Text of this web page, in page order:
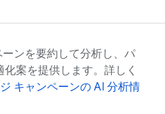
ンを要約して分析し、パ
案を提供します。詳しく
キャンペーンの AI 分析情